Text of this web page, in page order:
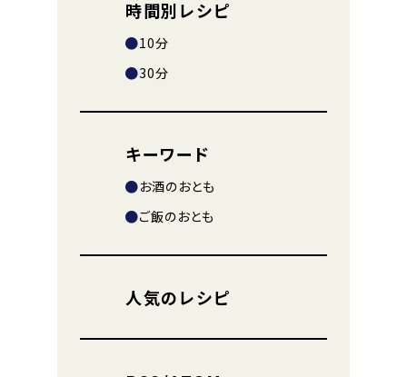
時間別レシピ
10分
30分
キーワード
お酒のおとも
ご飯のおとも
人気のレシピ